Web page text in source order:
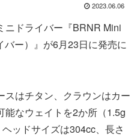
2023.06.06
ニドライバー『BRNR Mini
ー）』が6月23日に発売に
はチタン、クラウンはカー
なウェイトを2か所（1.5g
ッドサイズは304cc、長さ